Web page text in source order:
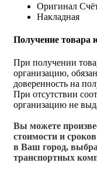
Оригинал
Накладная
Получение товара
При получении
организацию,
доверенность на
При отсутствии
организацию не
Вы можете
стоимости и
в Ваш город,
транспортных